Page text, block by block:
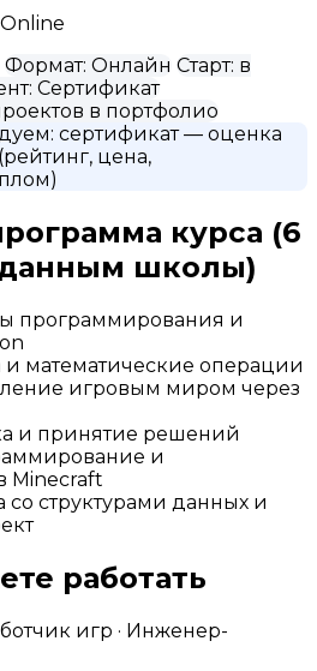
Формат: Онлайн Старт: в
Сертификат
в портфолио
сертификат— оценка
цена,
курса (6
школы)
программирования и
и математические операции
игровым миром через
и принятие решений
и
Minecraft
со структурами данных и
работать
игр · Инженер-